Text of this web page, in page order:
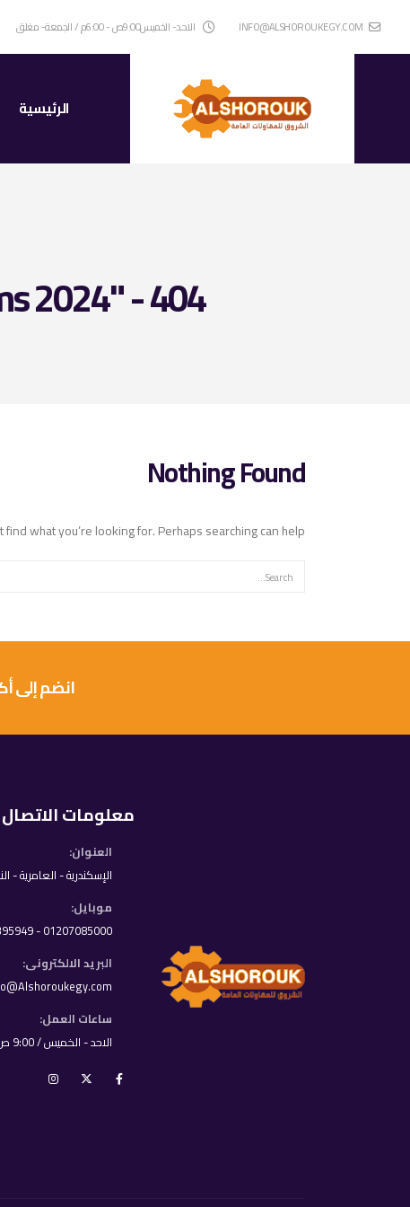
INFO@ALSHOROUKEGY.COM الاحد- الخميس9:00ص - 6:00م / الجمعة- مغلق
الرئيسية
2024" - 404
Nothing Found
find what you’re looking for. Perhaps searching can help.
انضم إلى أكثر من 10 آلاف عميل
معلومات الاتصال
العنوان:
الإسكندرية - العامرية -
موبايل:
01207085000 - 01033395949
البريد الالكترونى:
ساعات العمل:
الاحد - الخميس / 9:00 ص - 8:00 م